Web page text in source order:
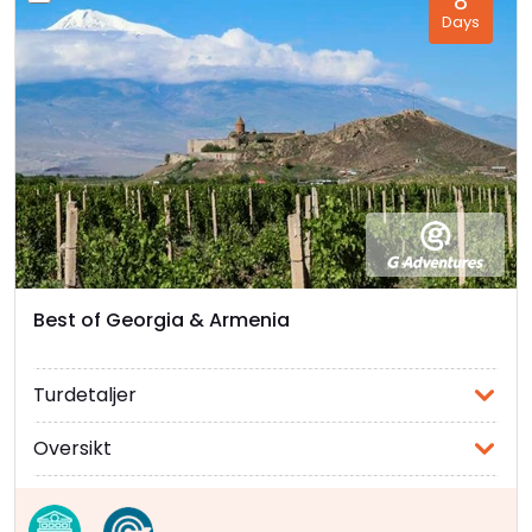
kors-stenene, khackar, i nærheten. De to
klostrene Haghpat og Sanahin, begge på
UNESCOs verdensarvliste, er de store
attraksjonene, men det er mye annet å se også.
Forlatt infrastruktur fra Sovjet-tiden finnes
dessverre flere steder langs elvebreddene, men
landskapet er ellers meget idyllisk.
Khor Virap:Med den imponerende bibelske
Ararat-fjellkjeden i bakgrunnen, stiger Khor Virap
kloster majestetisk opp fra den armenske
sletten. Dette stedet er ikke bare et symbol på
religiøs betydning, men også et spektakulært
utsiktspunkt over et av Armenias mest ikoniske
landskap.
Garni-tempelet:Dette førkristne helligdommen
ligger like utenfor hovedstaden Yerevan og er et
fantastisk eksempel på armensk hellenistisk
arkitektur. Den utsøkte strukturen stammer
Days
Best of Georgia & Armenia
Turdetaljer
Oversikt